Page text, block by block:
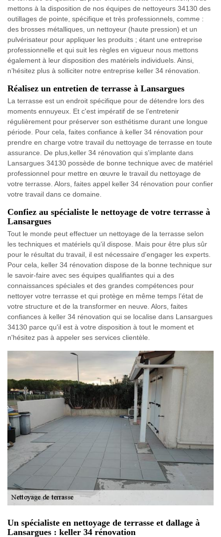
mettons à la disposition de nos équipes de nettoyeurs 34130 des
outillages de pointe, spécifique et très professionnels, comme :
des brosses métalliques, un nettoyeur (haute pression) et un
pulvérisateur pour appliquer les produits ; étant une entreprise
professionnelle et qui suit les règles en vigueur nous mettons
également à leur disposition des matériels individuels. Ainsi,
n’hésitez plus à solliciter notre entreprise keller 34 rénovation.
Réalisez un entretien de terrasse à Lansargues
La terrasse est un endroit spécifique pour de détendre lors des
moments ennuyeux. Et c'est impératif de se l’entretenir
régulièrement pour préserver son esthétisme durant une longue
période. Pour cela, faites confiance à keller 34 rénovation pour
prendre en charge votre travail du nettoyage de terrasse en toute
assurance. De plus,keller 34 rénovation qui s'implante dans
Lansargues 34130 possède de bonne technique avec de matériel
professionnel pour mettre en œuvre le travail du nettoyage de
votre terrasse. Alors, faites appel keller 34 rénovation pour confier
votre travail dans ce domaine.
Confiez au spécialiste le nettoyage de votre terrasse à
Lansargues
Tout le monde peut effectuer un nettoyage de la terrasse selon
les techniques et matériels qu'il dispose. Mais pour être plus sûr
pour le résultat du travail, il est nécessaire d'engager les experts.
Pour cela, keller 34 rénovation dispose de la bonne technique sur
le savoir-faire avec ses équipes qualifiantes qui a des
connaissances spéciales et des grandes compétences pour
nettoyer votre terrasse et qui protège en même temps l’état de
votre structure et de la transformer en neuve. Alors, faites
confiances à keller 34 rénovation qui se localise dans Lansargues
34130 parce qu'il est à votre disposition à tout le moment et
n'hésitez pas à appeler ses services clientèle.
Un spécialiste en nettoyage de terrasse et dallage à
Lansargues : keller 34 rénovation